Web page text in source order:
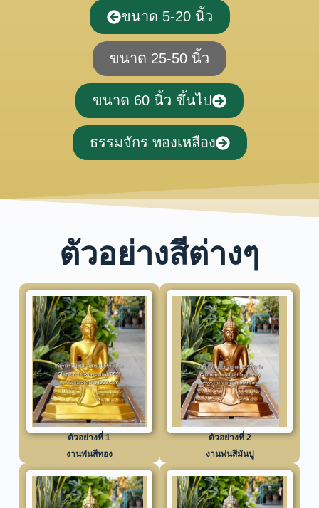
ขนาด 5-20 นิ้ว
ขนาด 25-50 นิ้ว
ขนาด 60 นิ้ว ขึ้นไป
ธรรมจักร ทองเหลือง
ตัวอย่างสีต่างๆ
ตัวอย่างที่ 1
งานพ่นสีทอง
ตัวอย่างที่ 2
งานพ่นสีมันปู